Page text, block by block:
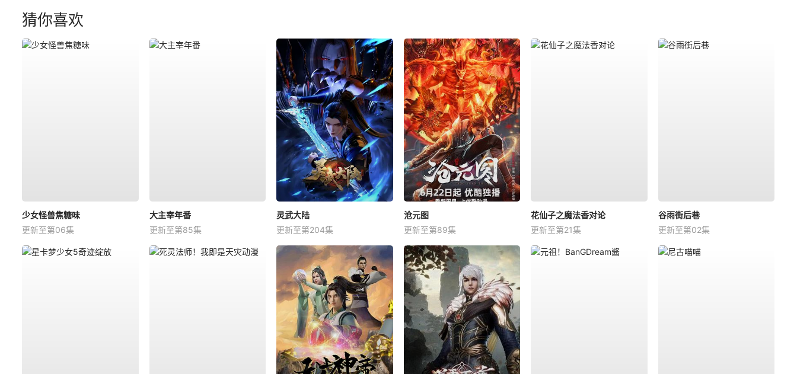
猜你喜欢
少女怪兽焦糖味
更新至第06集
大主宰年番
更新至第85集
灵武大陆
更新至第204集
沧元图
更新至第89集
花仙子之魔法香对论
更新至第21集
谷雨街后巷
更新至第02集